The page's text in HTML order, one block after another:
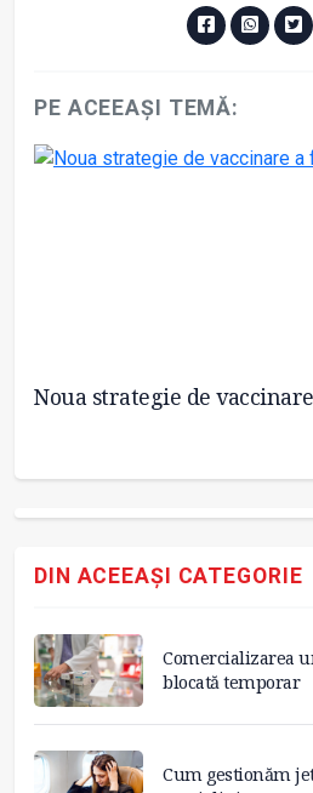
PE ACEEAȘI TEMĂ:
Noua strategie de
DIN ACEEAȘI CATEGORIE
Comercializarea
blocată temporar
Cum gestionăm